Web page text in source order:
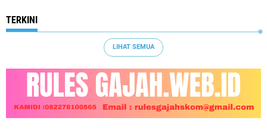
TERKINI
LIHAT SEMUA